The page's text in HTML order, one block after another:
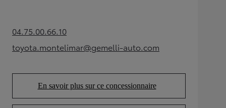
04.75.00.66.10(Opens in new tab)
toyota.montelimar@gemelli-auto.com
(Opens in new tab)
En savoir plus sur ce concessionnaire
(Opens in new tab)